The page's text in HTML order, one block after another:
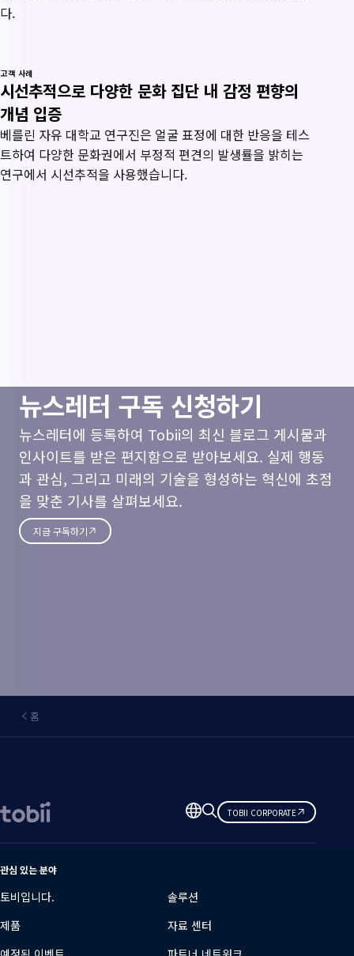
다.
고객 사례
시선추적으로 다양한 문화 집단 내 감정 편향의
개념 입증
베를린 자유 대학교 연구진은 얼굴 표정에 대한 반응을 테스
트하여 다양한 문화권에서 부정적 편견의 발생률을 밝히는
연구에서 시선추적을 사용했습니다.
뉴스레터 구독 신청하기
뉴스레터에 등록하여 Tobii의 최신 블로그 게시물과
인사이트를 받은 편지함으로 받아보세요. 실제 행동
과 관심, 그리고 미래의 기술을 형성하는 혁신에 초점
을 맞춘 기사를 살펴보세요.
지금 구독하기
홈
언
어
TOBII CORPORATE
관심 있는 분야
토비입니다.
솔루션
제품
자료 센터